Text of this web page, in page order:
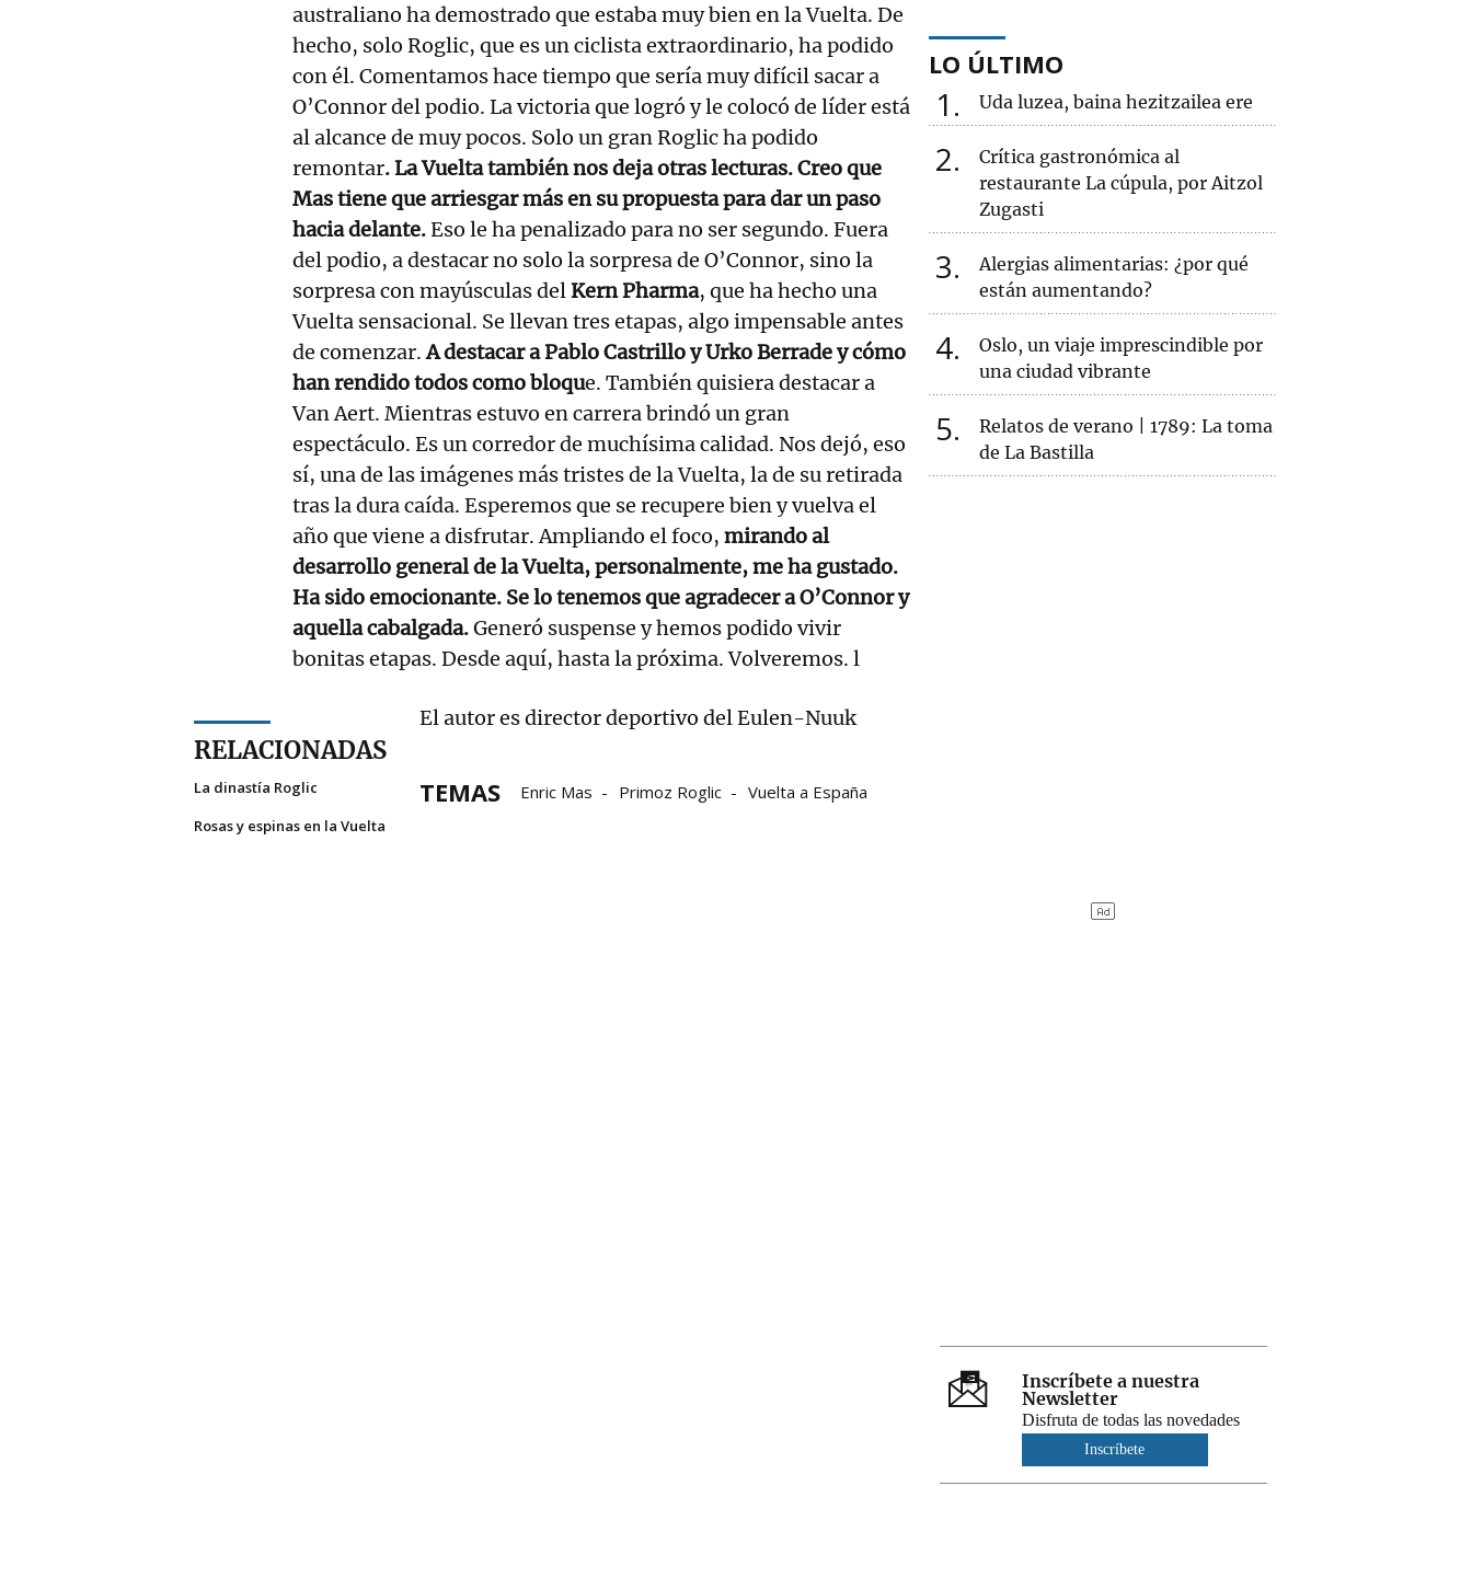
australiano ha demostrado que estaba muy bien en la Vuelta. De
hecho, solo Roglic, que es un ciclista extraordinario, ha podido
con él. Comentamos hace tiempo que sería muy difícil sacar a
O’Connor del podio. La victoria que logró y le colocó de líder está
al alcance de muy pocos. Solo un gran Roglic ha podido
remontar. La Vuelta también nos deja otras lecturas. Creo que
Mas tiene que arriesgar más en su propuesta para dar un paso
hacia delante.Eso le ha penalizado para no ser segundo. Fuera
del podio, a destacar no solo la sorpresa de O’Connor, sino la
sorpresa con mayúsculas delKern Pharma, que ha hecho una
Vuelta sensacional. Se llevan tres etapas, algo impensable antes
de comenzar.A destacar a Pablo Castrillo y Urko Berrade y cómo
han rendido todos como bloque. También quisiera destacar a
Van Aert. Mientras estuvo en carrera brindó un gran
espectáculo. Es un corredor de muchísima calidad. Nos dejó, eso
sí, una de las imágenes más tristes de la Vuelta, la de su retirada
tras la dura caída. Esperemos que se recupere bien y vuelva el
año que viene a disfrutar. Ampliando el foco, mirando al
desarrollo general de la Vuelta, personalmente, me ha gustado.
Ha sido emocionante. Se lo tenemos que agradecer a O’Connor y
aquella cabalgada.Generó suspense y hemos podido vivir
bonitas etapas. Desde aquí, hasta la próxima. Volveremos. l
RELACIONADAS
La dinastía Roglic
Rosas y espinas en la Vuelta
El autor es director deportivo del Eulen-Nuuk
TEMAS Enric Mas Primoz Roglic Vuelta a España
LO ÚLTIMO
1 Uda luzea, baina hezitzailea ere
2
Crítica gastronómica al
restaurante La cúpula, por Aitzol
Zugasti
3
Alergias alimentarias: ¿por qué
están aumentando?
4
Oslo, un viaje imprescindible por
una ciudad vibrante
5
Relatos de verano | 1789: La toma
de La Bastilla
Inscríbete a nuestra
Newsletter
Disfruta de todas las novedades
Inscríbete